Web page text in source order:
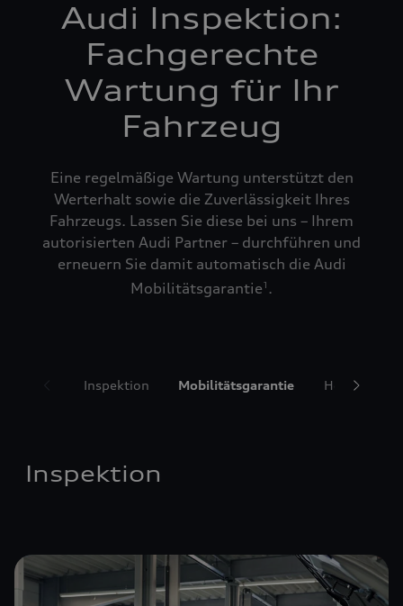
Audi Inspektion:
Fachgerechte
Wartung für Ihr
Fahrzeug
Eine regelmäßige Wartung unterstützt den
Werterhalt sowie die Zuverlässigkeit Ihres
Fahrzeugs. Lassen Sie diese bei uns – Ihrem
autorisierten Audi Partner – durchführen und
erneuern Sie damit automatisch die Audi
Mobilitätsgarantie1 .
Inspektion Mobilitätsgarantie Hol- und
Inspektion